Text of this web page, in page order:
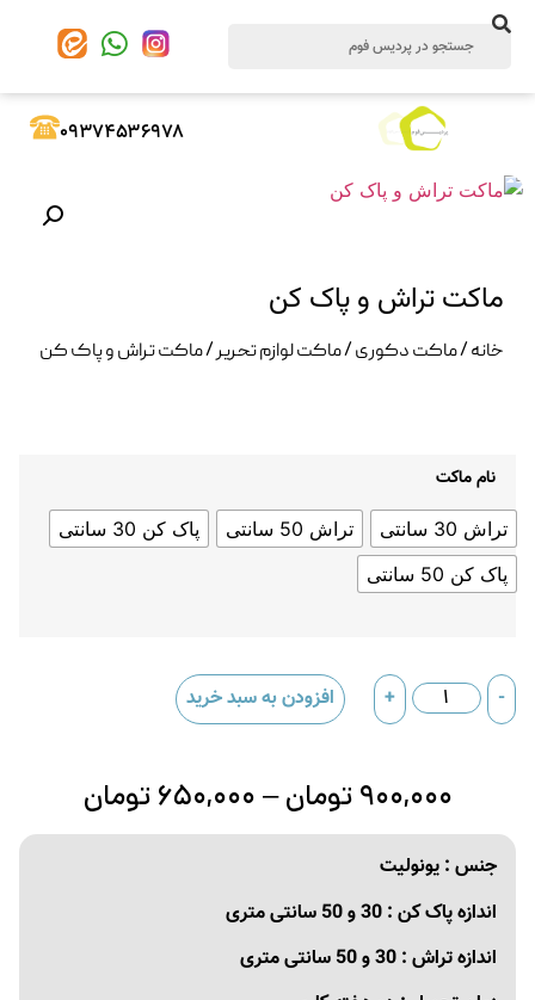
۰۹۳۷۴۵۳۶۹۷۸
ماکت تراش و پاک کن
خانه/ماکت دکوری/ماکت لوازم تحریر/ ماکت تراش و پاک کن
نام ماکت
تراش 30 سانتی تراش 50 سانتی
پاک کن 30 سانتی
پاک کن 50 سانتی
-
+ افزودن به سبد خرید
۹۰۰,۰۰۰ تومان – ۶۵۰,۰۰۰ تومان
جنس : یونولیت
اندازه پاک کن : 30 و 50 سانتی متری
اندازه تراش : 30 و 50 سانتی متری